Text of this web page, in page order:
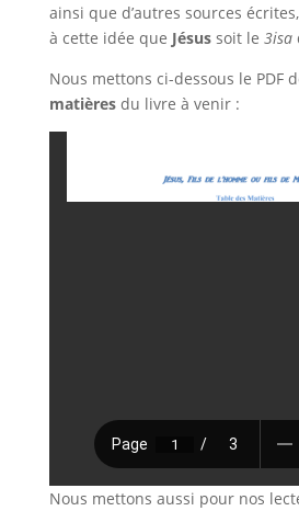
ainsi que d’autres sources
à cette idée que Jésussoit le 3isa
Nous mettons ci-dessous le PDF
matièresdu livre à venir :
Nous mettons aussi pour nos